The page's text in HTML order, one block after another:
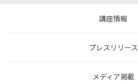
講座情報
プレスリリース
メディア掲載